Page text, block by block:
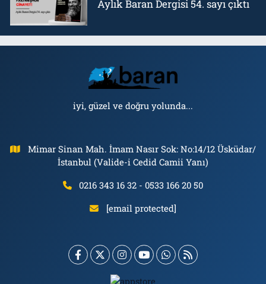
Aylık Baran Dergisi 54. sayı çıktı
iyi, güzel ve doğru yolunda...
Mimar Sinan Mah. İmam Nasır Sok: No:14/12 Üsküdar/
İstanbul (Valide-i Cedid Camii Yanı)
0216 343 16 32 - 0533 166 20 50
[email protected]